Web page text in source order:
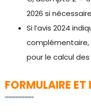
2026 si
Si l’avis 2024
complémentaire,
pour le calcul
FORMULAIRE